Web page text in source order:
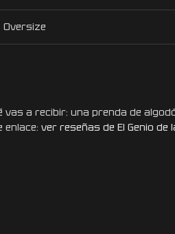
Oversize
a recibir: una prenda de
ver reseñas de El Genio de